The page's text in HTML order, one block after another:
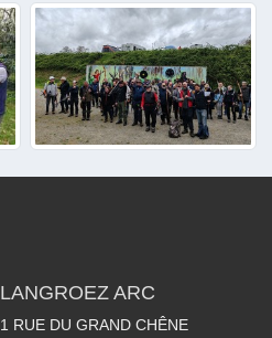
LANGROEZ ARC
1 RUE DU GRAND CHÊNE